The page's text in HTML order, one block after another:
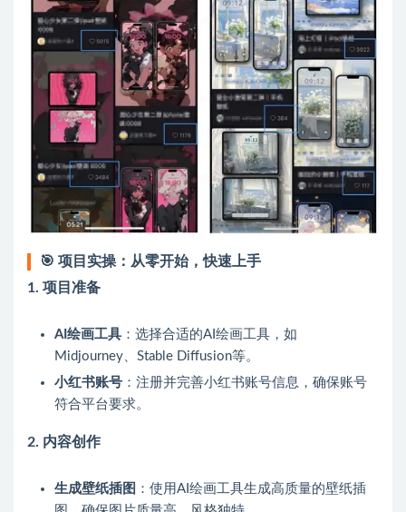
🎯 项目实操：从零开始，快速上手
1. 项目准备
AI绘画工具 ：选择合适的AI绘画工具，如
Midjourney、Stable Diffusion等。
小红书账号 ：注册并完善小红书账号信息，确保账号
符合平台要求。
2. 内容创作
生成壁纸插图 ：使用AI绘画工具生成高质量的壁纸插